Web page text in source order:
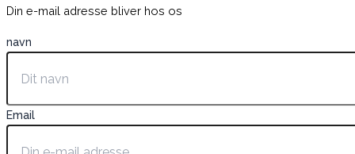
Din e-mail adresse bliver hos os
navn
Email